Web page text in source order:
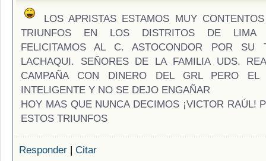
LOS APRISTAS ESTAMOS MUY
TRIUNFOS EN LOS DISTRITOS DE LIMA
FELICITAMOS AL C. ASTOCONDOR POR SU
LACHAQUI. SEÑORES DE LA FAMILIA UDS.
CAMPAÑA CON DINERO DEL GRL PERO EL
INTELIGENTE Y NO SE DEJO ENGAÑAR
HOY MAS QUE NUNCA DECIMOS ¡VICTOR RAÚL!
ESTOS TRIUNFOS
Responder | Citar